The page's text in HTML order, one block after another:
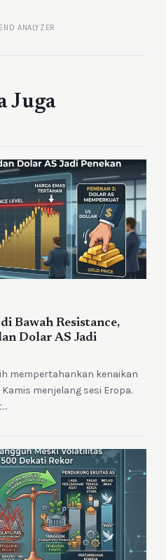
ANALYZER
Juga
Bawah Resistance,
Dolar AS Jadi
mempertahankan kenaikan
menjelang sesi Eropa.